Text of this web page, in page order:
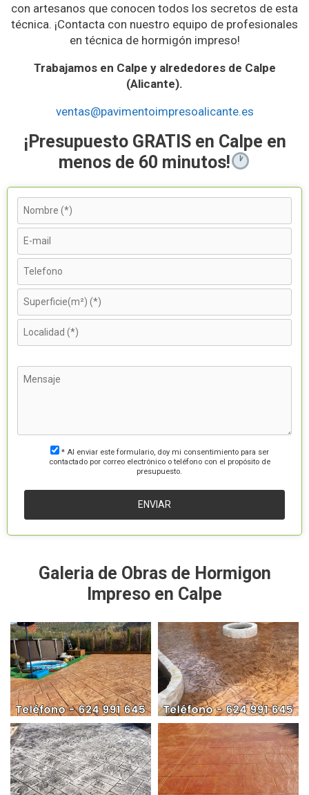
con artesanos que conocen todos los secretos de esta
técnica. ¡Contacta con nuestro equipo de profesionales
en técnica de hormigón impreso!
Trabajamos en Calpe y alrededores de Calpe
(Alicante).
ventas@pavimentoimpresoalicante.es
¡Presupuesto GRATIS en Calpe en
menos de 60 minutos!
* Al enviar este formulario, doy mi consentimiento para ser
contactado por correo electrónico o teléfono con el propósito de
presupuesto.
Galeria de Obras de Hormigon
Impreso en Calpe